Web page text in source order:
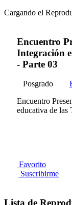
Cargando el
Encuentro
Integración
- Parte 03
Posgrado
Encuentro
educativa de las
Favorito
Suscribirme
Lista de